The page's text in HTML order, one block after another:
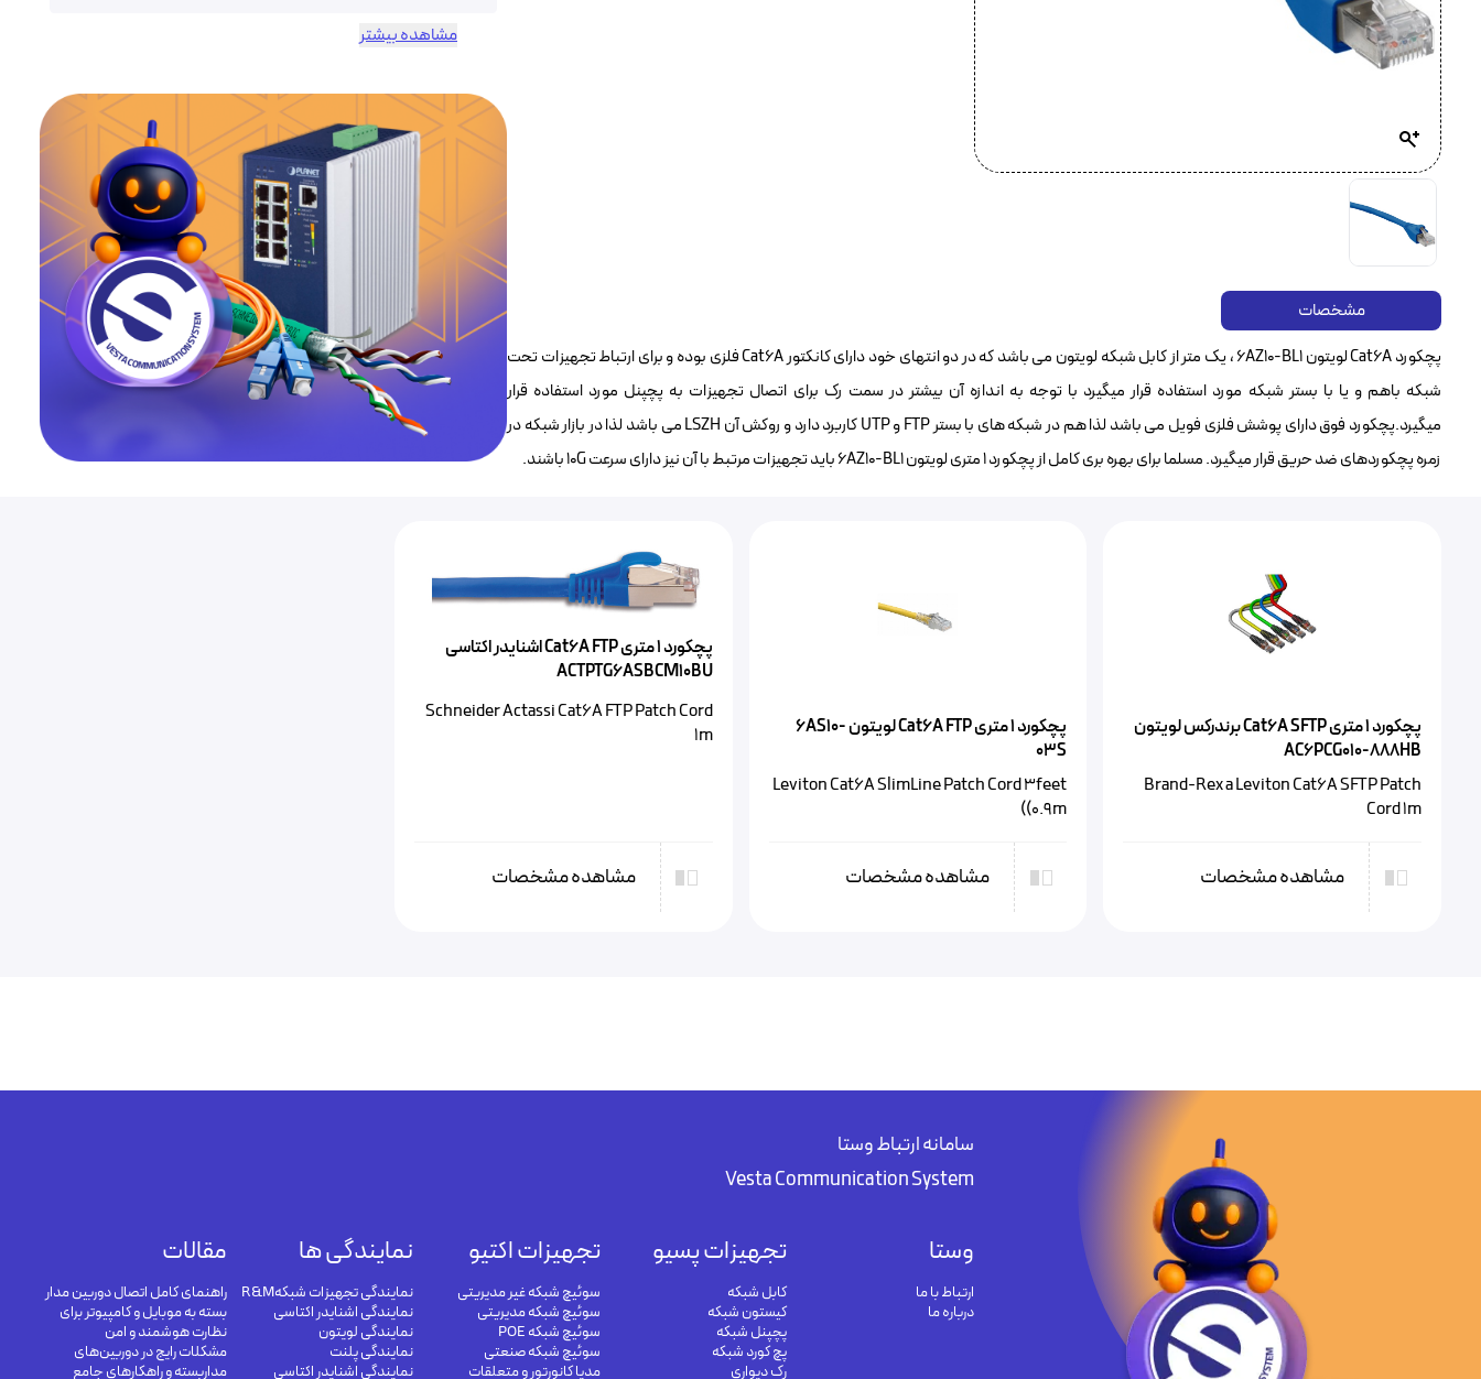
مشخصات
پچکورد Cat6A لویتون 6AZ10-BL1 ، یک متر از کابل شبکه لویتون می باشد که در دو انتهای خود دارای کانکتور Cat6A فلزی بوده و برای ارتباط تجهیزات تحت
شبکه باهم و یا با بستر شبکه مورد استفاده قرار میگیرد با توجه به اندازه آن بیشتر در سمت رک برای اتصال تجهیزات به پچپنل مورد استفاده قرار
میگیرد.پچکورد فوق دارای پوشش فلزی فویل می باشد لذا هم در شبکه های با بستر FTP و UTP کاربرد دارد و روکش آن LSZH می باشد لذا در بازار شبکه در
زمره پچکوردهای ضد حریق قرار میگیرد. مسلما برای بهره بری کامل از پچکورد ۱ متری لویتون 6AZ10-BL1 باید تجهیزات مرتبط با آن نیز دارای سرعت 10G باشند.
مشاهده بیشتر
پچکورد ۱ متری Cat6A SFTP برندرکس لویتون
AC6PCG010-888HB
Brand-Rex a Leviton Cat6A SFTP Patch
Cord 1m
مشاهده مشخصات
پچکورد ۱ متری Cat6A FTP لویتون 6AS10-
03S
Leviton Cat6A SlimLine Patch Cord 3feet
(0.9m)
مشاهده مشخصات
پچکورد 1 متری Cat6A FTP‌ اشنایدر اکتاسی
ACTPTG6ASBCM10BU
Schneider Actassi Cat6A FTP Patch Cord
1m
مشاهده مشخصات
سامانه ارتباط وستا
Vesta Communication System
وستا
ارتباط با ما
درباره ما
تجهیزات پسیو
کابل شبکه
کیستون شبکه
پچپنل شبکه
پچ کورد شبکه
رک دیواری
تجهیزات اکتیو
سوئیچ شبکه غیر مدیریتی
سوئیچ شبکه مدیریتی
سوئیچ شبکه POE
سوئیچ شبکه صنعتی
مدیا کانورتور و متعلقات
نمایندگی ها
نمایندگی تجهیزات شبکهR&M
نمایندگی اشنایدر اکتاسی
نمایندگی لویتون
نمایندگی پلنت
نمایندگی اشنایدر اکتاسی
مقالات
راهنمای کامل اتصال دوربین مدار
بسته به موبایل و کامپیوتر برای
نظارت هوشمند و امن
مشکلات رایج در دوربین‌های
مداربسته و راهکارهای جامع